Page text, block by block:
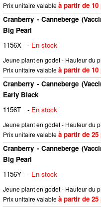
Prix unitaire valableà partir de
Cranberry - Canneberge
Big Pearl
1156X
- En stock
Jeune plant en godet - Hauteur du
Prix unitaire valableà partir de
Cranberry - Canneberge
Early Black
1156T
- En stock
Jeune plant en godet - Hauteur du
Prix unitaire valableà partir de
Cranberry - Canneberge
Big Pearl
1156Y
- En stock
Jeune plant en godet - Hauteur du
Prix unitaire valableà partir de